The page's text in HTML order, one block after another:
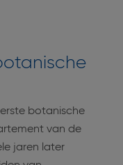
botanische
van de
jaren later